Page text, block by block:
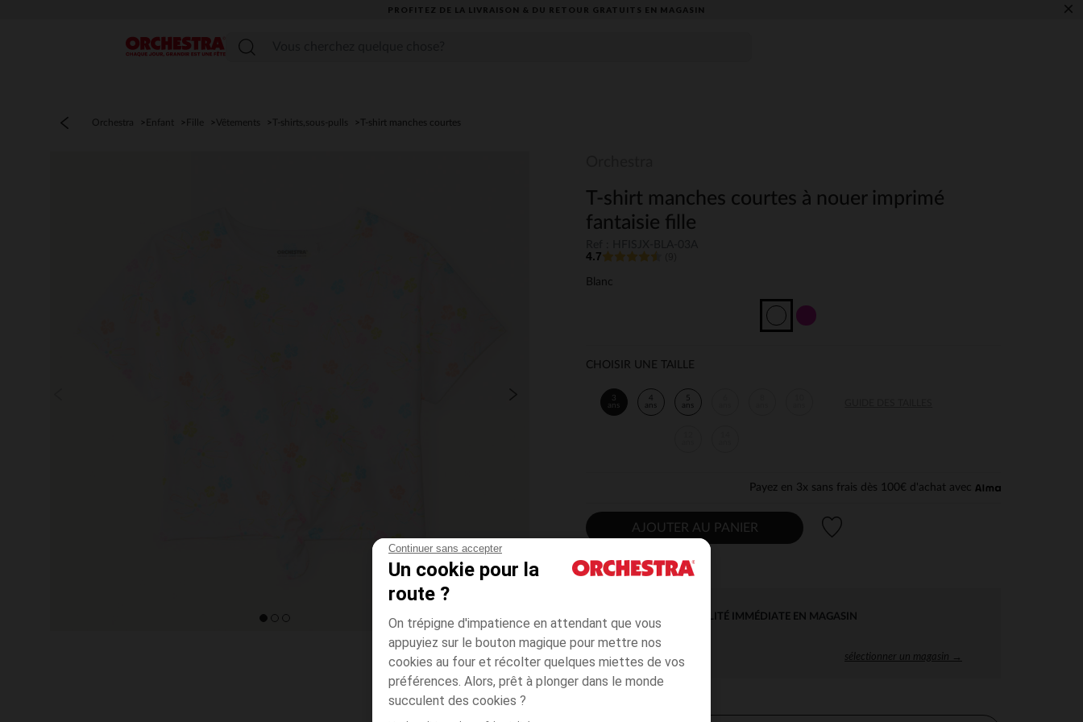
Continuer sans accepter
Un cookie pour la
route ?
On trépigne d'impatience en attendant que vous
appuyiez sur le bouton magique pour mettre nos
cookies au four et récolter quelques miettes de vos
préférences. Alors, prêt à plonger dans le monde
succulent des cookies ?
PROFITEZ DE LA LIVRAISON & DU RETOUR GRATUITS EN MAGASIN​ ×
Menu
Orchestra Enfant Fille Vêtements T-shirts,sous-pulls T-shirt manches courtes
T-shirt manches courtes à nouer imprimé
fantaisie fille
4.7
Blanc
CHOISIR UNE TAILLE
3
ans
4
ans
5
ans
Payez en 3x sans frais dès 100€ d'achat avec
AJOUTER AU PANIER
DISPONIBILITÉ IMMÉDIATE EN MAGASIN
sélectionner un magasin →